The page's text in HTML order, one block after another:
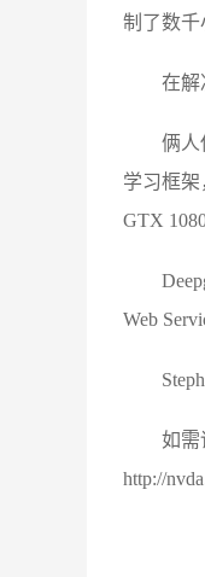
制了数千
在解
俩人
学习框架
GTX
Web
如需
http://